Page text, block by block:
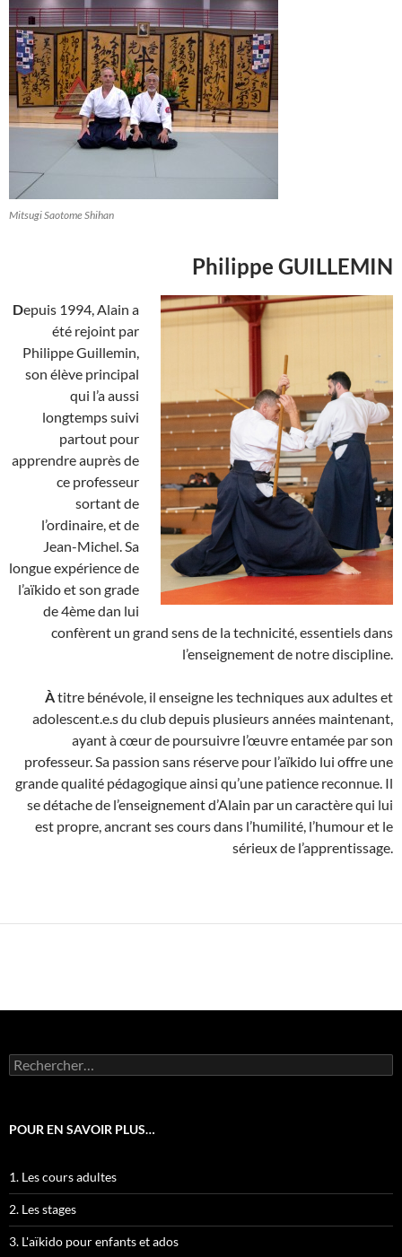
Mitsugi Saotome Shihan
Philippe GUILLEMIN
Depuis 1994, Alain a
été rejoint par
Philippe Guillemin,
son élève principal
qui l’a aussi
longtemps suivi
partout pour
apprendre auprès de
ce professeur
sortant de
l’ordinaire, et de
Jean-Michel. Sa
longue expérience de
l’aïkido et son grade
de 4ème dan lui
confèrent un grand sens de la technicité, essentiels dans
l’enseignement de notre discipline.
Àtitre bénévole, il enseigne les techniques aux adultes et
adolescent.e.s du club depuis plusieurs années maintenant,
ayant à cœur de poursuivre l’œuvre entamée par son
professeur. Sa passion sans réserve pour l’aïkido lui offre une
grande qualité pédagogique ainsi qu’une patience reconnue. Il
se détache de l’enseignement d’Alain par un caractère qui lui
est propre, ancrant ses cours dans l’humilité, l’humour et le
sérieux de l’apprentissage.
Rechercher :
POUR EN SAVOIR PLUS…
1. Les cours adultes
2. Les stages
3. L'aïkido pour enfants et ados